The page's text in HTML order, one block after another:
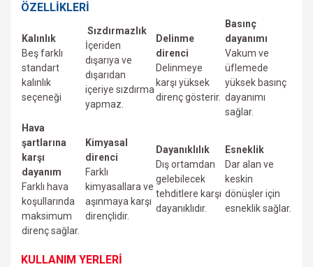
ÖZELLİKLERİ
Kalınlık
Beş farklı
standart
kalınlık
seçeneği
Sızdırmazlık
İçeriden
dışarıya ve
dışarıdan
içeriye sızdırma
yapmaz.
Delinme
direnci
Delinmeye
karşı yüksek
direnç gösterir.
Basınç
dayanımı
Vakum ve
üfIemede
yüksek basınç
dayanımı
sağlar.
Hava
şartlarına
karşı
dayanım
Farklı hava
koşullarında
maksimum
direnç sağlar.
Kimyasal
direnci
Farklı
kimyasallara ve
aşınmaya karşı
dirençlidir.
Dayanıklılık
Dış ortamdan
gelebilecek
tehditlere karşı
dayanıklıdır.
Esneklik
Dar alan ve
keskin
dönüşler için
esneklik sağlar.
KULLANIM YERLERİ